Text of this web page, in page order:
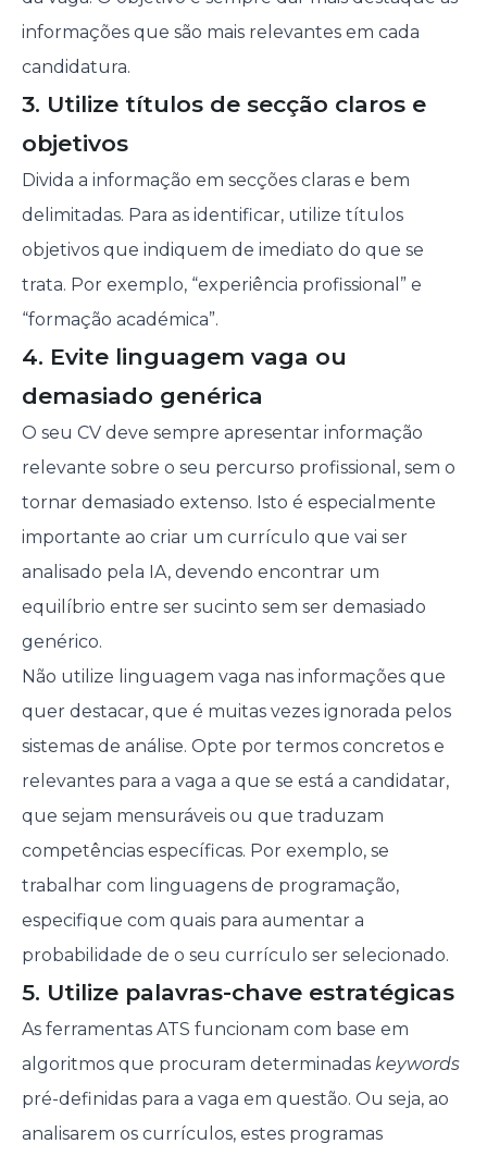
informações que são mais relevantes em cada
candidatura.
3. Utilize títulos de secção claros e
objetivos
Divida a informação em secções claras e bem
delimitadas. Para as identificar, utilize títulos
objetivos que indiquem de imediato do que se
trata. Por exemplo, “experiência profissional” e
“formação académica”.
4. Evite linguagem vaga ou
demasiado genérica
O seu CV deve sempre apresentar informação
relevante sobre o seu percurso profissional, sem o
tornar demasiado extenso. Isto é especialmente
importante ao criar um currículo que vai ser
analisado pela IA, devendo encontrar um
equilíbrio entre ser sucinto sem ser demasiado
genérico.
Não utilize linguagem vaga nas informações que
quer destacar, que é muitas vezes ignorada pelos
sistemas de análise. Opte por termos concretos e
relevantes para a vaga a que se está a candidatar,
que sejam mensuráveis ou que traduzam
competências específicas. Por exemplo, se
trabalhar com linguagens de programação,
especifique com quais para aumentar a
probabilidade de o seu currículo ser selecionado.
5. Utilize palavras-chave estratégicas
As ferramentas ATS funcionam com base em
algoritmos que procuram determinadas keywords
pré-definidas para a vaga em questão. Ou seja, ao
analisarem os currículos, estes programas